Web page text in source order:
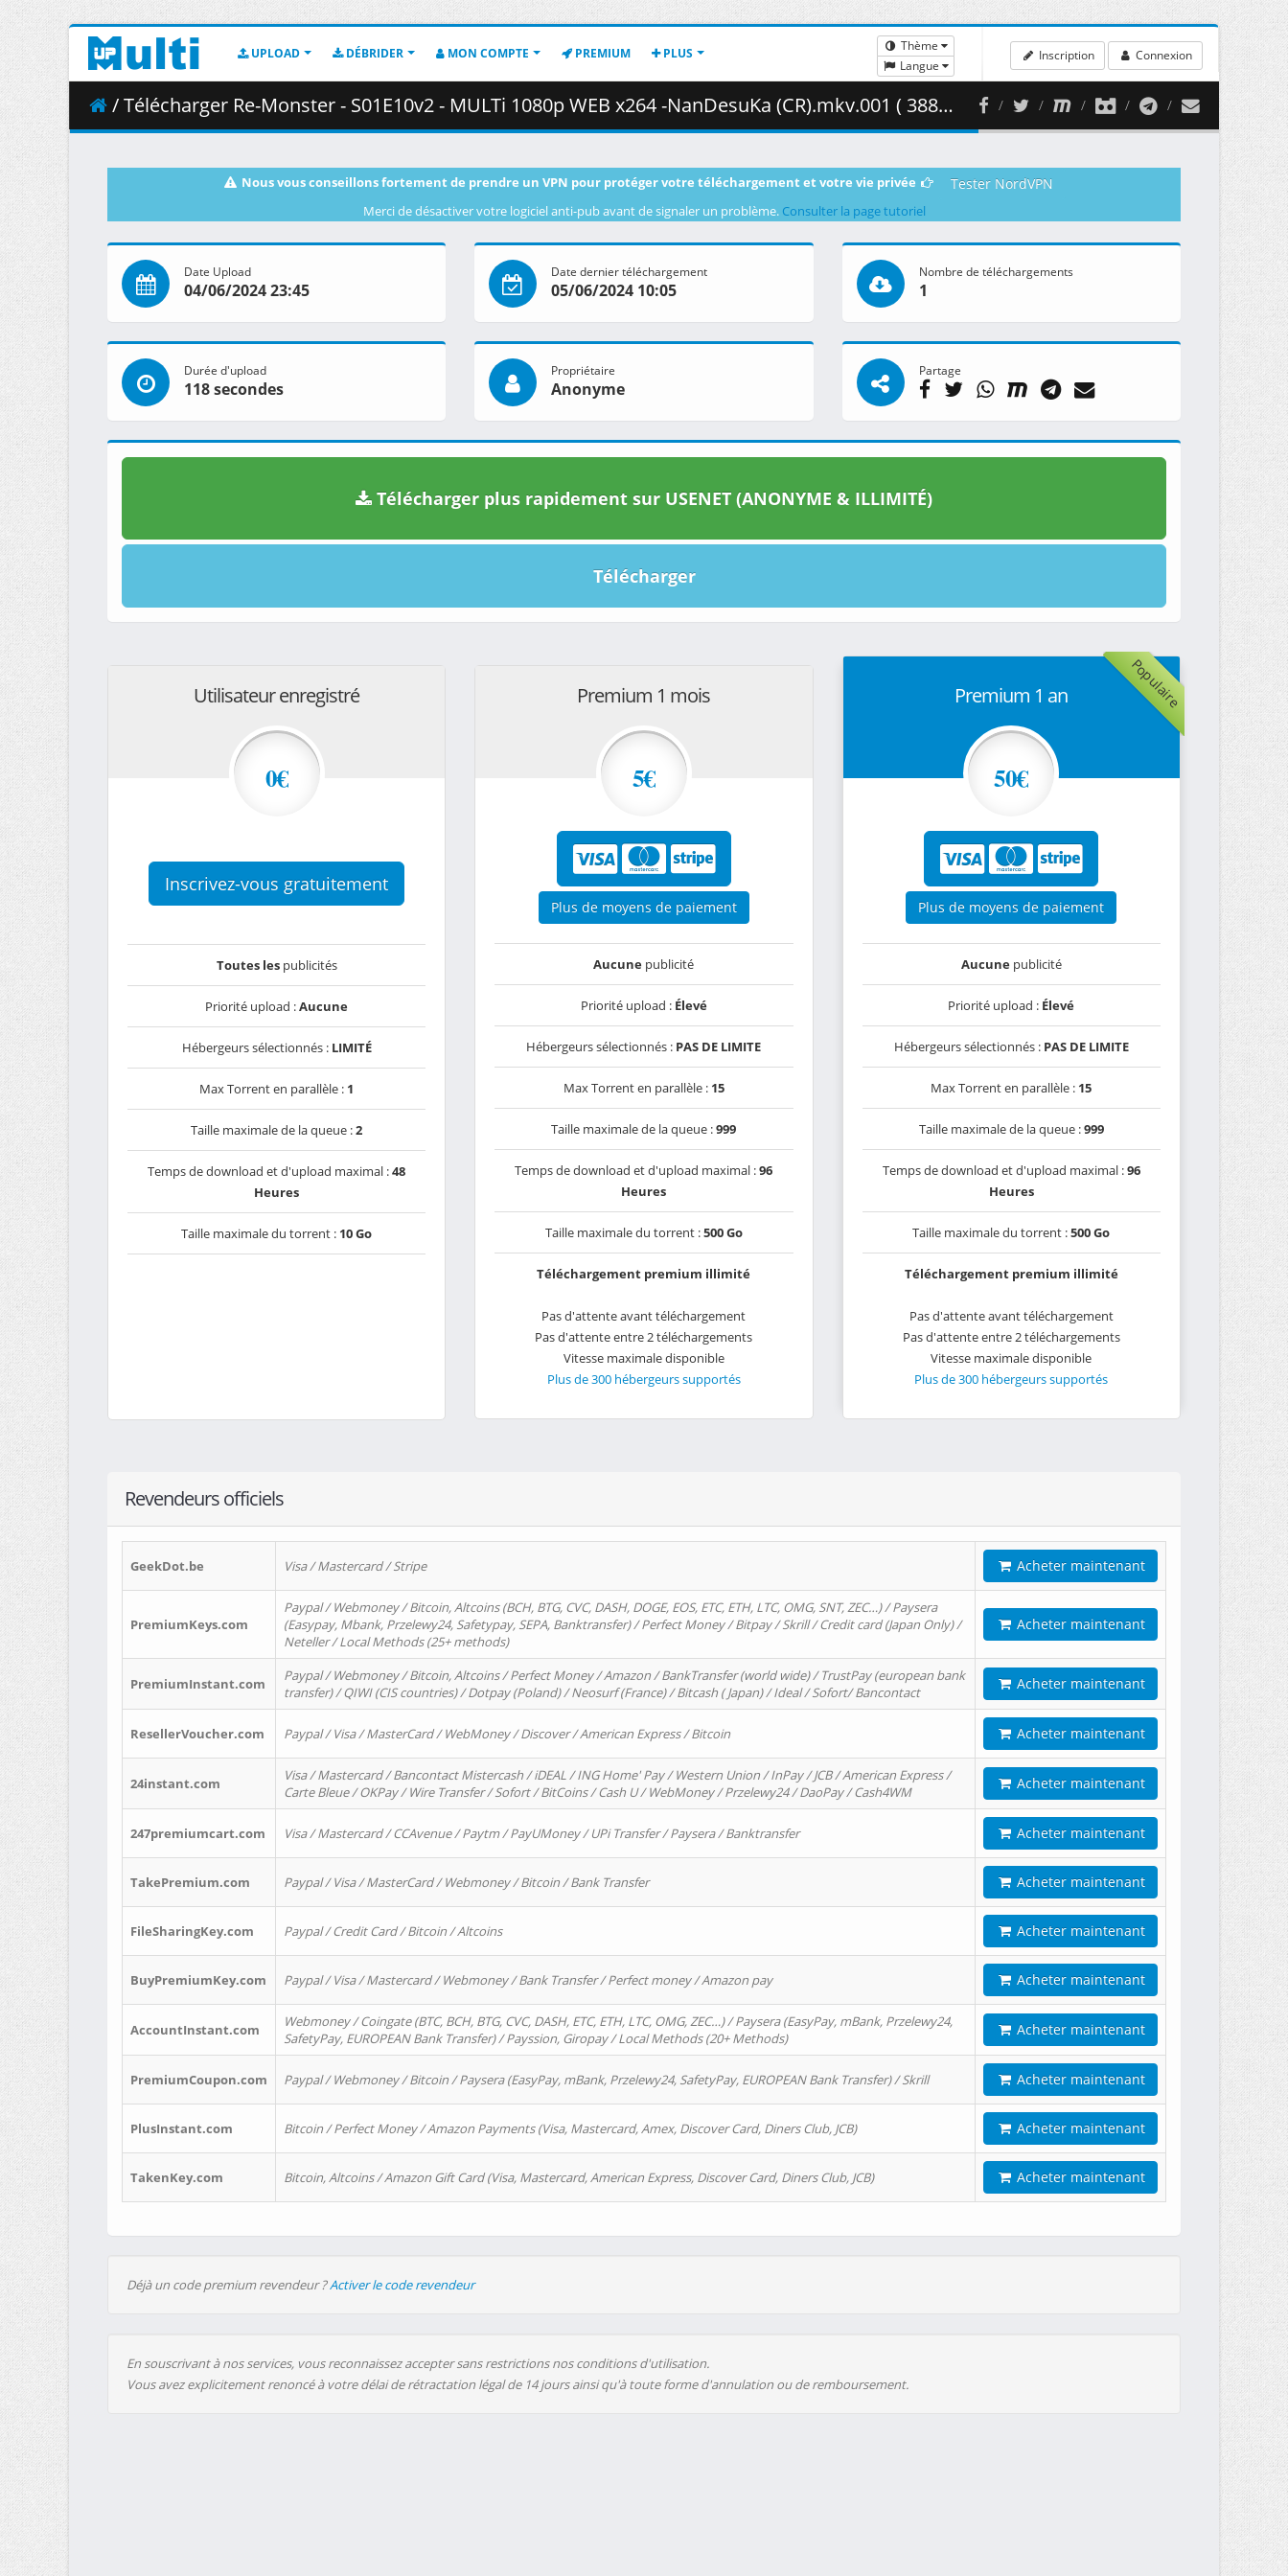
UPLOAD DÉBRIDER MON COMPTE PREMIUM PLUS
Thème
Langue
Inscription Connexion
/ Télécharger Re-Monster - S01E10v2 - MULTi 1080p WEB x264 -NanDesuKa (CR).mkv.001 ( 388.17 MB )
Nous vous conseillons fortement de prendre un VPN pour protéger votre téléchargement et votre vie privée Tester NordVPN
Merci de désactiver votre logiciel anti-pub avant de signaler un problème. Consulter la page tutoriel
Date Upload
04/06/2024 23:45
Date dernier téléchargement
05/06/2024 10:05
Nombre de téléchargements
1
Durée d'upload
118 secondes
Propriétaire
Anonyme
Partage
Télécharger plus rapidement sur USENET (ANONYME & ILLIMITÉ)
Télécharger
Utilisateur enregistré
0€
Inscrivez-vous gratuitement
Toutes lespublicités
Priorité upload :Aucune
Hébergeurs sélectionnés : LIMITÉ
Max Torrent en parallèle : 1
Taille maximale de la queue :2
Temps de download et d'upload maximal :48
Heures
Taille maximale du torrent : 10 Go
Premium 1 mois
5€
Plus de moyens de paiement
Aucune publicité
Priorité upload : Élevé
Hébergeurs sélectionnés : PAS DE LIMITE
Max Torrent en parallèle : 15
Taille maximale de la queue :999
Temps de download et d'upload maximal :96
Heures
Taille maximale du torrent :500 Go
Téléchargement premium illimité
Pas d'attente avant téléchargement
Pas d'attente entre 2 téléchargements
Vitesse maximale disponible
Plus de 300 hébergeurs supportés
Populaire
Premium 1 an
50€
Plus de moyens de paiement
Aucunepublicité
Priorité upload : Élevé
Hébergeurs sélectionnés : PAS DE LIMITE
Max Torrent en parallèle : 15
Taille maximale de la queue :999
Temps de download et d'upload maximal :96
Heures
Taille maximale du torrent :500 Go
Téléchargement premium illimité
Pas d'attente avant téléchargement
Pas d'attente entre 2 téléchargements
Vitesse maximale disponible
Plus de 300 hébergeurs supportés
Revendeurs officiels
GeekDot.be Visa / Mastercard / Stripe Acheter maintenant
PremiumKeys.com
Paypal / Webmoney / Bitcoin, Altcoins (BCH, BTG, CVC, DASH, DOGE, EOS, ETC, ETH, LTC, OMG, SNT, ZEC…) / Paysera
(Easypay, Mbank, Przelewy24, Safetypay, SEPA, Banktransfer) / Perfect Money / Bitpay / Skrill / Credit card (Japan Only) /
Neteller / Local Methods (25+ methods)
Acheter maintenant
PremiumInstant.com
Paypal / Webmoney / Bitcoin, Altcoins / Perfect Money / Amazon / BankTransfer (world wide) / TrustPay (european bank
transfer) / QIWI (CIS countries) / Dotpay (Poland) / Neosurf (France) / Bitcash ( Japan) / Ideal / Sofort/ Bancontact
Acheter maintenant
ResellerVoucher.com Paypal / Visa / MasterCard / WebMoney / Discover / American Express / Bitcoin Acheter maintenant
24instant.com
Visa / Mastercard / Bancontact Mistercash / iDEAL / ING Home' Pay / Western Union / InPay / JCB / American Express /
Carte Bleue / OKPay / Wire Transfer / Sofort / BitCoins / Cash U / WebMoney / Przelewy24 / DaoPay / Cash4WM
Acheter maintenant
247premiumcart.com Visa / Mastercard / CCAvenue / Paytm / PayUMoney / UPi Transfer / Paysera / Banktransfer Acheter maintenant
TakePremium.com Paypal / Visa / MasterCard / Webmoney / Bitcoin / Bank Transfer Acheter maintenant
FileSharingKey.com Paypal / Credit Card / Bitcoin / Altcoins Acheter maintenant
BuyPremiumKey.com Paypal / Visa / Mastercard / Webmoney / Bank Transfer / Perfect money / Amazon pay Acheter maintenant
AccountInstant.com
Webmoney / Coingate (BTC, BCH, BTG, CVC, DASH, ETC, ETH, LTC, OMG, ZEC…) / Paysera (EasyPay, mBank, Przelewy24,
SafetyPay, EUROPEAN Bank Transfer) / Payssion, Giropay / Local Methods (20+ Methods)
Acheter maintenant
PremiumCoupon.com Paypal / Webmoney / Bitcoin / Paysera (EasyPay, mBank, Przelewy24, SafetyPay, EUROPEAN Bank Transfer) / Skrill Acheter maintenant
PlusInstant.com Bitcoin / Perfect Money / Amazon Payments (Visa, Mastercard, Amex, Discover Card, Diners Club, JCB) Acheter maintenant
TakenKey.com Bitcoin, Altcoins / Amazon Gift Card (Visa, Mastercard, American Express, Discover Card, Diners Club, JCB) Acheter maintenant
Déjà un code premium revendeur ?Activer le code revendeur
En souscrivant à nos services, vous reconnaissez accepter sans restrictions nos conditions d'utilisation.
Vous avez explicitement renoncé à votre délai de rétractation légal de 14 jours ainsi qu'à toute forme d'annulation ou de remboursement.